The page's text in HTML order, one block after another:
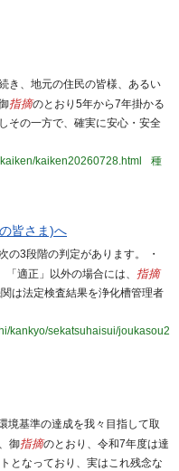
き、地元の住民の皆様、あるい
指摘のとおり5年から7年掛かる
その一方で、確実に安心・安全
kaiken20260728.html
種
皆さま)へ
の3段階の判定があります。 ・
「適正」以外の場合には、 指摘
は法定検査結果を浄化槽管理者
kankyo/sekatsuhaisui/joukasou2
境基準の達成を我々目指して取
御指摘のとおり、令和7年度は達
となっており、実はこれ残念な